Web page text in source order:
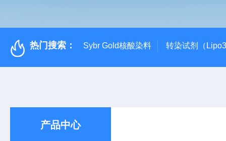
热门搜索： Sybr Gold核酸染料 转染试剂（
产品中心